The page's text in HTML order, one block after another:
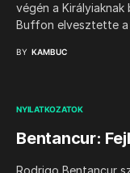
végén a
Buffon elvesztette
BY KAMBUC
NYILATKOZATOK
Bentancur:
Rodrigo Bentancur